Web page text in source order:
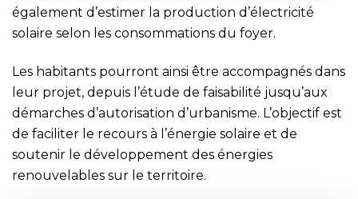
également d’estimer la production d’électricité
solaire selon les consommations du foyer.
Les habitants pourront ainsi être accompagnés dans
leur projet, depuis l’étude de faisabilité jusqu’aux
démarches d’autorisation d’urbanisme. L’objectif est
de faciliter le recours à l’énergie solaire et de
soutenir le développement des énergies
renouvelables sur le territoire.